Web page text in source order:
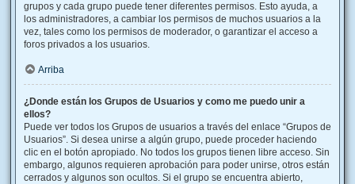
grupos y cada grupo puede tener diferentes permisos. Esto ayuda, a
los administradores, a cambiar los permisos de muchos usuarios a la
vez, tales como los permisos de moderador, o garantizar el acceso a
foros privados a los usuarios.
Arriba
¿Donde están los Grupos de Usuarios y como me puedo unir a
ellos?
Puede ver todos los Grupos de usuarios a través del enlace “Grupos de
Usuarios”. Si desea unirse a algún grupo, puede proceder haciendo
clic en el botón apropiado. No todos los grupos tienen libre acceso. Sin
embargo, algunos requieren aprobación para poder unirse, otros están
cerrados y algunos son ocultos. Si el grupo se encuentra abierto,